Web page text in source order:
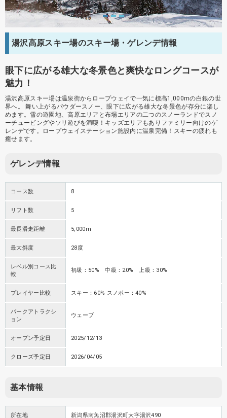
湯沢高原スキー場のスキー場・ゲレンデ情報
眼下に広がる雄大な冬景色と爽快なロングコースが
魅力！
湯沢高原スキー場は温泉街からロープウェイで一気に標高1,000mの白銀の世
界へ。 舞い上がるパウダースノー、眼下に広がる雄大な冬景色が存分に楽し
めます。雪の遊園地、高原エリアと布場エリアの二つのスノーランドでスノ
ーチュービングやソリ遊びを満喫！キッズエリアもありファミリー向けのゲ
レンデです。ロープウェイステーション施設内に温泉完備！スキーの疲れも
癒せます。
ゲレンデ情報
コース数 8
リフト数 5
最長滑走距離 5,000m
最大斜度 28度
レベル別コース比
較
初級：50% 中級：20% 上級：30%
プレイヤー比較 スキー：60% スノボー：40%
パークアトラクシ
ョン
ウェーブ
オープン予定日 2025/12/13
クローズ予定日 2026/04/05
基本情報
所在地 新潟県南魚沼郡湯沢町大字湯沢490